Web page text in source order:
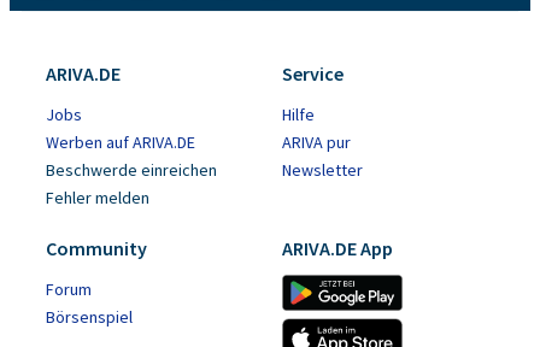
ARIVA.DE
Jobs
Werben auf ARIVA.DE
Beschwerde einreichen
Fehler melden
Service
Hilfe
ARIVA pur
Newsletter
Community
Forum
Börsenspiel
ARIVA.DE App